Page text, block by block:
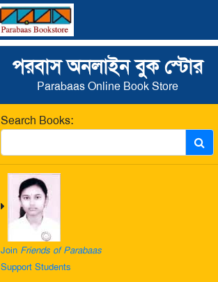
পরবাস অনলাইন বুক স্টোর
Parabaas Online Book Store
Search Books:
Join Friends of Parabaas
Support Students